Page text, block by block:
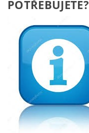
POTŘEBUJETE?